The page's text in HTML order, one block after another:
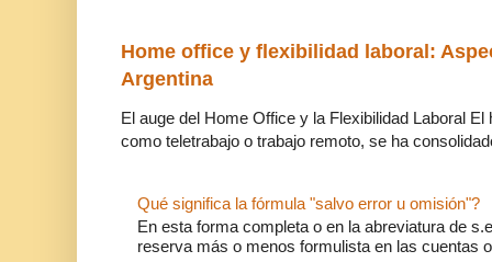
Home office y flexibilidad laboral:
Argentina
El auge del Home Office y la Flexibilidad Laboral
como teletrabajo o trabajo remoto, se ha
Qué significa la fórmula "salvo error u omisión"?
En esta forma completa o en la abreviatura de
reserva más o menos formulista en las cuentas